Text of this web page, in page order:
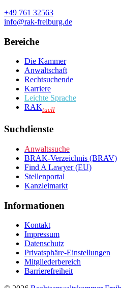
+49 761 32563
info@rak-freiburg.de
Bereiche
Die Kammer
Anwaltschaft
Rechtsuchende
Karriere
Leichte Sprache
RAKtuell
Suchdienste
Anwaltssuche
BRAK-Verzeichnis (BRAV)
Find A Lawyer (EU)
Stellenportal
Kanzleimarkt
Informationen
Kontakt
Impressum
Datenschutz
Privatsphäre-Einstellungen
Mitgliederbereich
Barrierefreiheit